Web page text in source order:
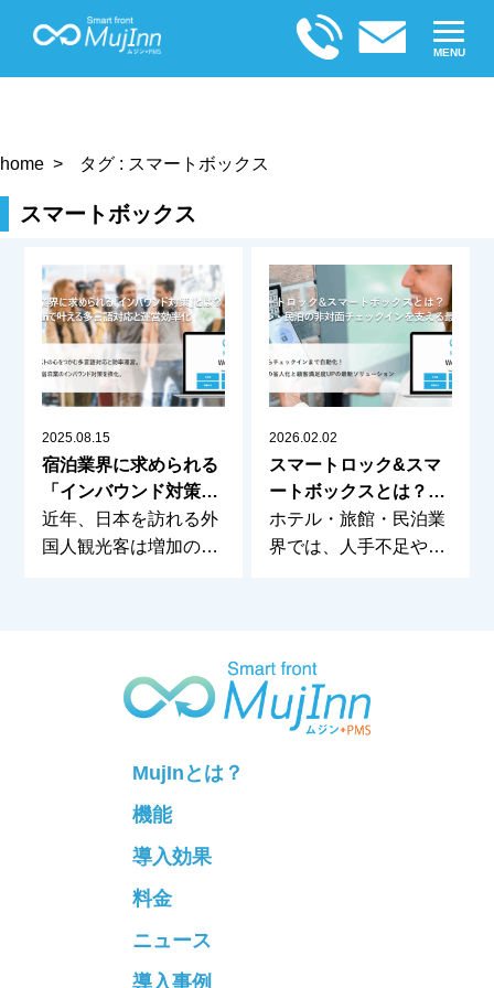
MENU
home タグ : スマートボックス
スマートボックス
2025.08.15
宿泊業界に求められる
「インバウンド対策」
とは？ MujInnで叶え
る多言語対応と運営効
近年、日本を訪れる外
国人観光客は増加の一
2026.02.02
スマートロック&スマ
ートボックスとは？ホ
テル・民泊の非対面チ
ェックインを支える最
ホテル・旅館・民泊業
界では、人手不足や24
MujInとは？
機能
導入効果
料金
ニュース
導入事例